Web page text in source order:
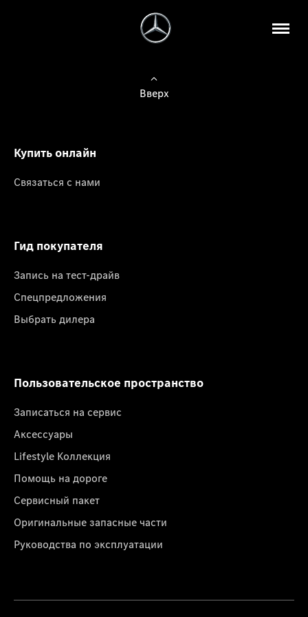
Вверх
Купить онлайн
Связаться с нами
Гид покупателя
Запись на тест-драйв
Спецпредложения
Выбрать дилера
Пользовательское пространство
Записаться на сервис
Аксессуары
Lifestyle Коллекция
Помощь на дороге
Сервисный пакет
Оригинальные запасные части
Руководства по эксплуатации